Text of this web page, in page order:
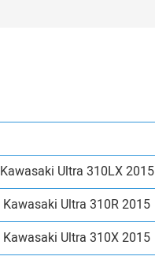
Kawasaki Ultra 310LX 2015
Kawasaki Ultra 310R 2015
Kawasaki Ultra 310X 2015